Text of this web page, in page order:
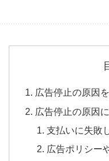
広告停止の原因
広告停止の原因
支払いに失敗
広告ポリシー